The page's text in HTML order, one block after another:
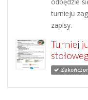
turnieju
zapisy.
Turniej